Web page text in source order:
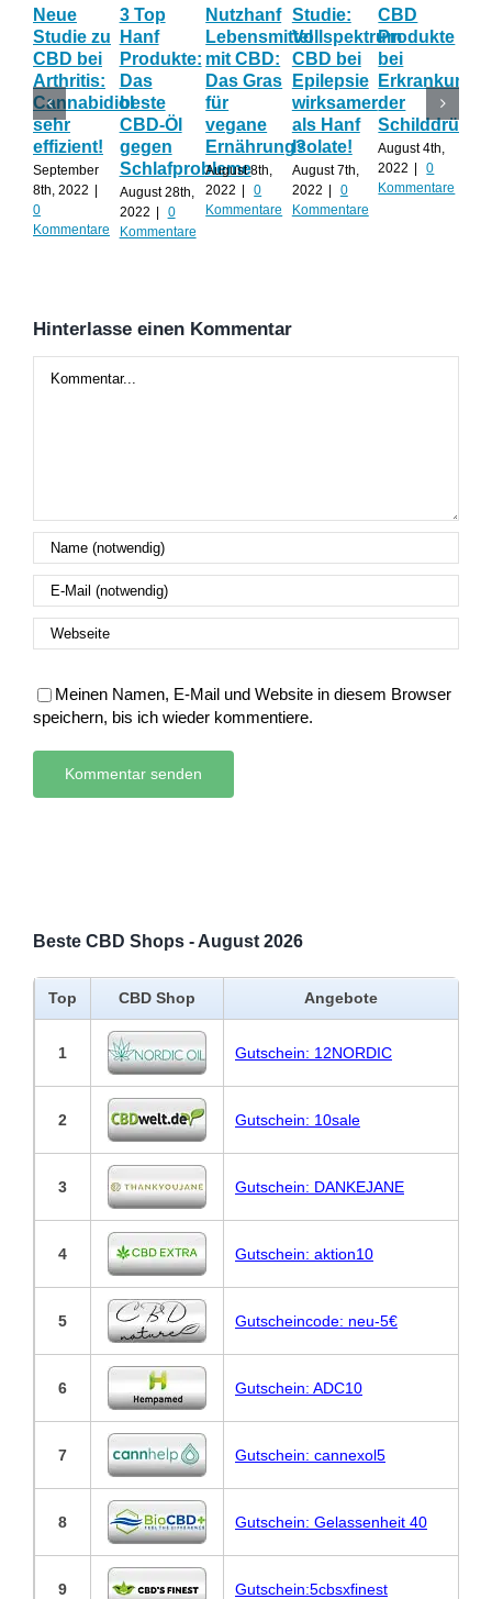
Neue
Studie zu
CBD bei
Arthritis:
Cannabidiol
sehr
effizient!
September
8th, 2022 |
0
Kommentare
3 Top
Hanf
Produkte:
Das
beste
CBD-Öl
gegen
Schlafprobleme
August 28th,
2022 |
0
Kommentare
Nutzhanf
Lebensmittel
mit CBD:
Das Gras
für
vegane
Ernährung?
August 8th,
2022 |
0
Kommentare
Studie:
Vollspektrum
CBD bei
Epilepsie
wirksamer
als Hanf
Isolate!
August 7th,
2022 |
0
Kommentare
CBD
Produkte
bei
der
Schilddrüse
August 4th,
2022 |
0
Kommentare
Hinterlasse einen Kommentar
Meinen Namen, E-Mail und Website in diesem Browser
speichern, bis ich wieder kommentiere.
Beste CBD Shops - August 2026
Top CBD Shop Angebote
1 Gutschein: 12NORDIC
2 Gutschein: 10sale
3 Gutschein: DANKEJANE
4 Gutschein: aktion10
5 Gutscheincode: neu-5€
6 Gutschein: ADC10
7 Gutschein: cannexol5
8 Gutschein: Gelassenheit 40
9 Gutschein:5cbsxfinest